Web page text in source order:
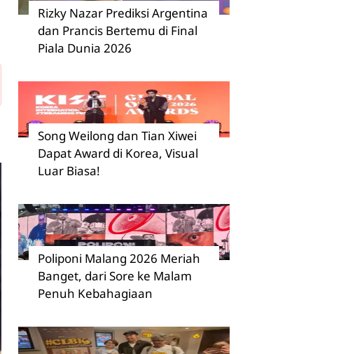
Rizky Nazar Prediksi Argentina
dan Prancis Bertemu di Final
Piala Dunia 2026
Song Weilong dan Tian Xiwei
Dapat Award di Korea, Visual
Luar Biasa!
Poliponi Malang 2026 Meriah
Banget, dari Sore ke Malam
Penuh Kebahagiaan